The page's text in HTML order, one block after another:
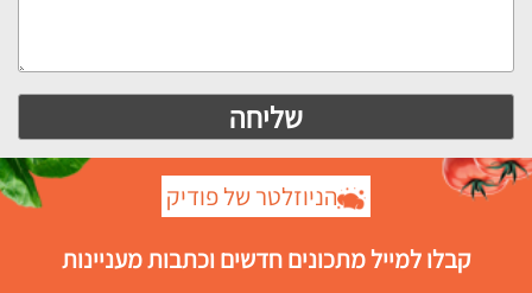
הניוזלטר של פודיק
קבלו למייל מתכונים חדשים וכתבות מעניינות